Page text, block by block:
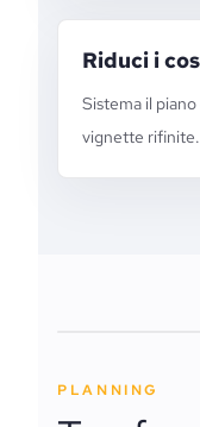
Riduci i
Sistema il
vignette rifinite.
PLANNING